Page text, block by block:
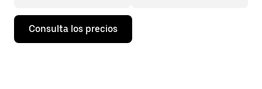
Pulsa
flecha
Consulta los precios